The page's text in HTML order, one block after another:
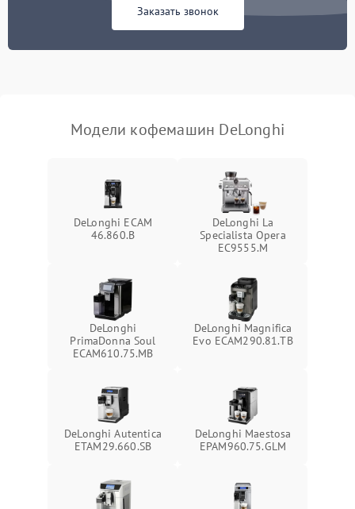
Заказать звонок
Модели кофемашин DeLonghi
DeLonghi ECAM
46.860.B
DeLonghi La
Specialista Opera
EC9555.M
DeLonghi
PrimaDonna Soul
ECAM610.75.MB
DeLonghi Magnifica
Evo ECAM290.81.TB
DeLonghi Autentica
ETAM29.660.SB
DeLonghi Maestosa
EPAM960.75.GLM